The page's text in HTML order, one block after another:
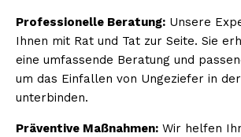
Professionelle Beratung: Unsere
Ihnen mit Rat und Tat zur Seite. Sie
eine umfassende Beratung und
um das Einfallen von Ungeziefer in
unterbinden.
Präventive Maßnahmen: Wir helfen